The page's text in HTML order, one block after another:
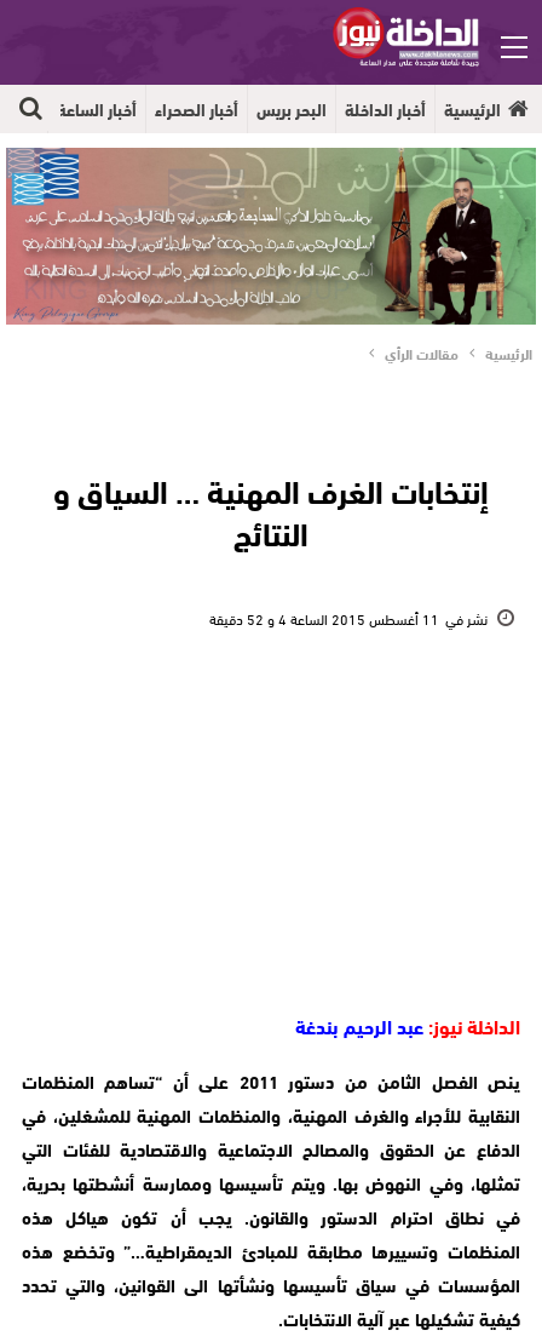
الرئيسية أخبار الداخلة البحر بريس أخبار الصحراء أخبار الساعة
الرئيسية مقالات الرأي
إنتخابات الغرف المهنية … السياق و
النتائج
نشر في 11 أغسطس 2015 الساعة 4 و 52 دقيقة
الداخلة نيوز:عبد الرحيم بندغة
ينص الفصل الثامن من دستور 2011 على أن “تساهم المنظمات
النقابية للأجراء والغرف المهنية، والمنظمات المهنية للمشغلين، في
الدفاع عن الحقوق والمصالح الاجتماعية والاقتصادية للفئات التي
تمثلها، وفي النهوض بها. ويتم تأسيسها وممارسة أنشطتها بحرية،
في نطاق احترام الدستور والقانون. يجب أن تكون هياكل هذه
المنظمات وتسييرها مطابقة للمبادئ الديمقراطية…” وتخضع هذه
المؤسسات في سياق تأسيسها ونشأتها الى القوانين، والتي تحدد
كيفية تشكيلها عبر آلية الانتخابات.